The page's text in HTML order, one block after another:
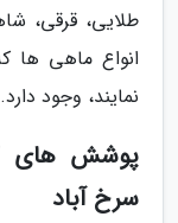
طلایی، قرقی،
انواع ماهی ها
نمایند، وجود دارد.
پوشش های
سرخ آباد